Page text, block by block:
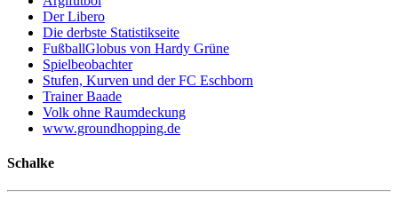
Der Libero
Die derbste Statistikseite
FußballGlobus von Hardy Grüne
Spielbeobachter
Stufen, Kurven und der FC Eschborn
Trainer Baade
Volk ohne Raumdeckung
www.groundhopping.de
Schalke